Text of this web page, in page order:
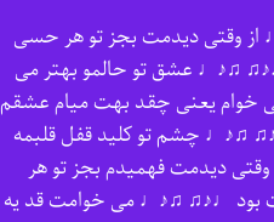
وقتی دیدمت بجز تو هر حسی
♫♪♩ عشق تو حالمو بهتر می
خوام یعنی چقد بهت میام عشقم
♫♪♩ چشم تو کلید قفل قلبمه
دیدمت فهمیدم بجز تو هر
بود ♩♪♫ ♫♪♩ می خوامت قد یه